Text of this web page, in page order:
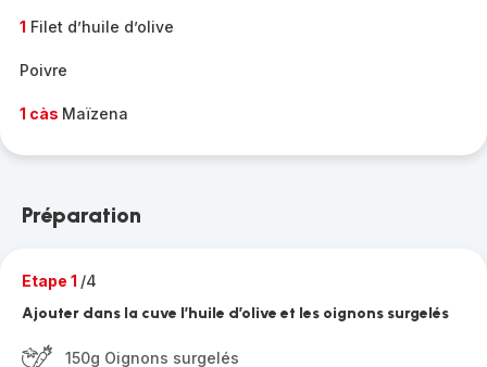
1 Filet d’huile d’olive
Poivre
1 càs Maïzena
Préparation
Etape 1 /4
Ajouter dans la cuve l’huile d’olive et les oignons surgelés
150g Oignons surgelés